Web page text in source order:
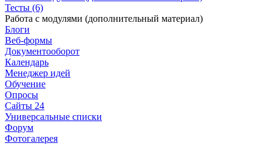
Тесты (6)
Работа с модулями (дополнительный материал)
Блоги
Веб-формы
Документооборот
Календарь
Менеджер идей
Обучение
Опросы
Сайты 24
Универсальные списки
Форум
Фотогалерея